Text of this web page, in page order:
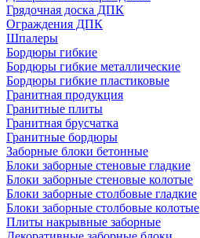
Грядочная доска ДПК
Ограждения ДПК
Шпалеры
Бордюры гибкие
Бордюры гибкие металлические
Бордюры гибкие пластиковые
Гранитная продукция
Гранитные плиты
Гранитная брусчатка
Гранитные бордюры
Заборные блоки бетонные
Блоки заборные стеновые гладкие
Блоки заборные стеновые колотые
Блоки заборные столбовые гладкие
Блоки заборные столбовые колотые
Плиты накрывные заборные